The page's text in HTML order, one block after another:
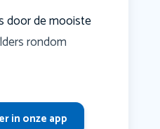
door de mooiste
rondom
in onze app